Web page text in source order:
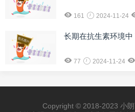
161 2024-11-24
长期在抗生素环境中
77 2024-11-24
Copyright © 2018-2023 小